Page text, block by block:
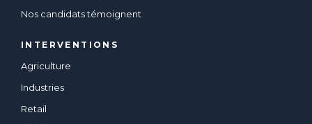
Nos candidats témoignent
INTERVENTIONS
Agriculture
Industries
Retail